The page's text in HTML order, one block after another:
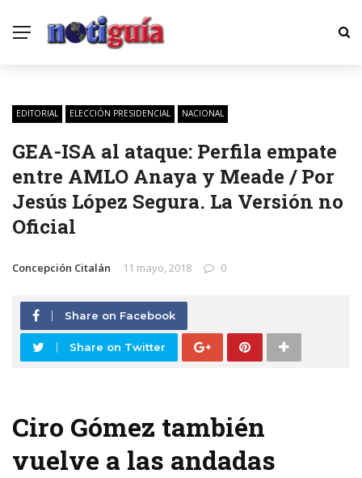
EDITORIAL ELECCIÓN PRESIDENCIAL NACIONAL
GEA-ISA al ataque: Perfila empate
entre AMLO Anaya y Meade / Por
Jesús López Segura. La Versión no
Oficial
Concepción Citalán 11 mayo, 2018 0
Share on Facebook
Share on Twitter
Ciro Gómez también
vuelve a las andadas